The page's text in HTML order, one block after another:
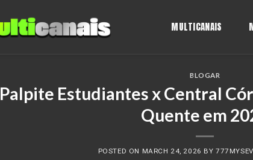
MULTICANAIS
BLOGAR
Palpite Estudiantes x Central
Quente em
POSTED ON MARCH 24, 2026 BY